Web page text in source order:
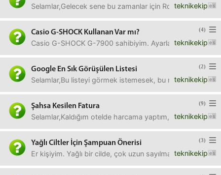
teknikekip
Selamlar,Gelecek sene bu zamanlar için Roma'ya gidiş-
(4)
Casio G-SHOCK Kullanan Var mı?
teknikekip
Casio G-SHOCK G-7900 sahibiyim. Ayarları hakkında
(2)
Google En Sık Görüşülen Listesi
teknikekip
Selamlar,Bu listeyi görmek istemesek, bu mümkün mü?
(9)
Şahsa Kesilen Fatura
teknikekip
Selamlar,Kaldığım otelde harcama yaptım, adıma
(3)
Yağlı Ciltler İçin Şampuan Önerisi
teknikekip
Er kişiyim. Yağlı bir cilde, çok uzun sayılmayacak bir